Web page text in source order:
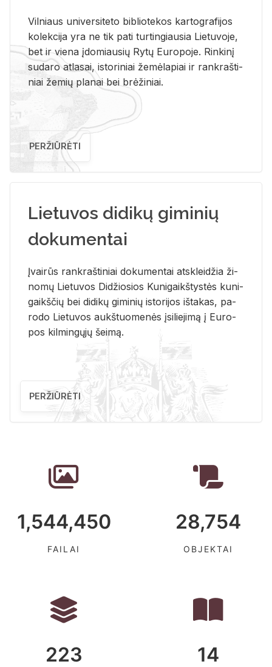
Vil­niaus uni­ver­si­te­to bi­b­lio­te­kos kar­to­gra­fi­jos
ko­lek­ci­ja yra ne tik pati tur­tin­giau­sia Lie­tu­vo­je,
bet ir vie­na įdo­miau­sių Rytų Eu­ro­po­je. Rin­ki­nį
su­da­ro at­la­sai, is­to­ri­niai že­mė­la­piai ir rank­raš­ti­
niai že­mių pla­nai bei brė­ži­niai.
PERŽIŪRĖTI
Lietuvos didikų giminių
dokumentai
Įvai­rūs rank­raš­ti­niai do­ku­men­tai at­sklei­džia ži­
no­mų Lie­tu­vos Di­džio­sios Ku­ni­gaikš­tys­tės ku­ni­
gaikš­čių bei di­di­kų gi­mi­nių is­to­ri­jos iš­ta­kas, pa­
ro­do Lie­tu­vos aukš­tuo­me­nės įsi­lie­ji­mą į Eu­ro­
pos kil­min­gų­jų šei­mą.
PERŽIŪRĖTI
1,544,450
FAILAI
28,754
OBJEKTAI
223 14